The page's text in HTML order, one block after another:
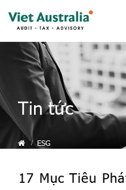
Tin tức
ESG
17 Mục Tiêu